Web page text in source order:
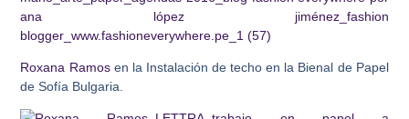
Roxana Ramosen la Instalación de techo en la Bienal de Papel
de Sofía Bulgaria.